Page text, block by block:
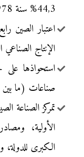
44,3% سنة 1978م إلى 52,1% سنة 2004م.
الإنتاج الصناعي
استحواذها
صناعات (ما بين 4,9% و70%).
تمركز الصناعة
الأولية،
الكبرى للدولة،